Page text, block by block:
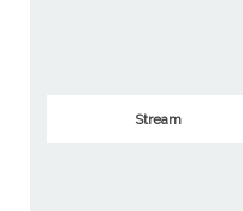
Stream